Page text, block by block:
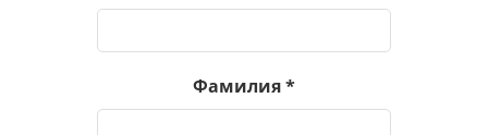
Фамилия*